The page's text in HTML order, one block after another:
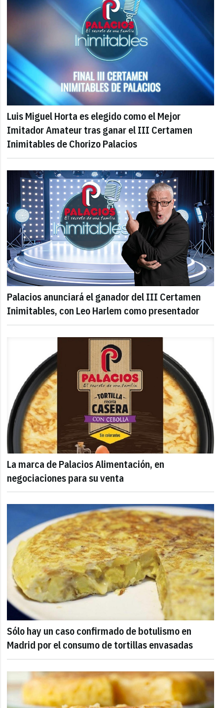
Luis Miguel Horta es elegido como el Mejor
Imitador Amateur tras ganar el III Certamen
Inimitables de Chorizo Palacios
Palacios anunciará el ganador del III Certamen
Inimitables, con Leo Harlem como presentador
La marca de Palacios Alimentación, en
negociaciones para su venta
Sólo hay un caso confirmado de botulismo en
Madrid por el consumo de tortillas envasadas